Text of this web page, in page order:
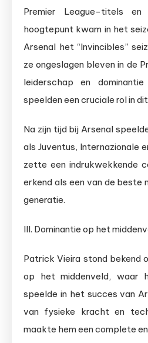
Premier League-titels
hoogtepunt kwam in het
Arsenal het “Invincibles”
ze ongeslagen bleven in de
leiderschap en
speelden een cruciale rol in
Na zijn tijd bij Arsenal
als Juventus, Internazionale
zette een indrukwekkende
erkend als een van de beste
generatie.
III. Dominantie op het
Patrick Vieira stond bekend
op het middenveld, waar
speelde in het succes van
van fysieke kracht en
maakte hem een complete